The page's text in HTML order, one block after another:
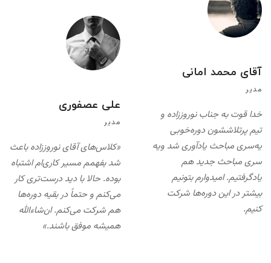
آقای محمد امانی
مدیر
خدا قوت بە جناب نوروززادە و
تیم پرتلاششون دورەخوبی
یەسری مباحث یادآوری شد ویە
سری مباحث جدید هم
یادگرفتیم. امیدوارم بتونیم
بیشتر در این دورەها شرکت
کنیم.
علی عصفوری
مدیر
«کلاس‌های آقای نوروززاده باعث
شد بفهمم مسیر کاری‌ام اشتباه
بوده. حالا با دید درست‌تری کار
می‌کنم و حتماً در بقیه دوره‌ها
هم شرکت می‌کنم. ان‌شاءالله
همیشه موفق باشند.»